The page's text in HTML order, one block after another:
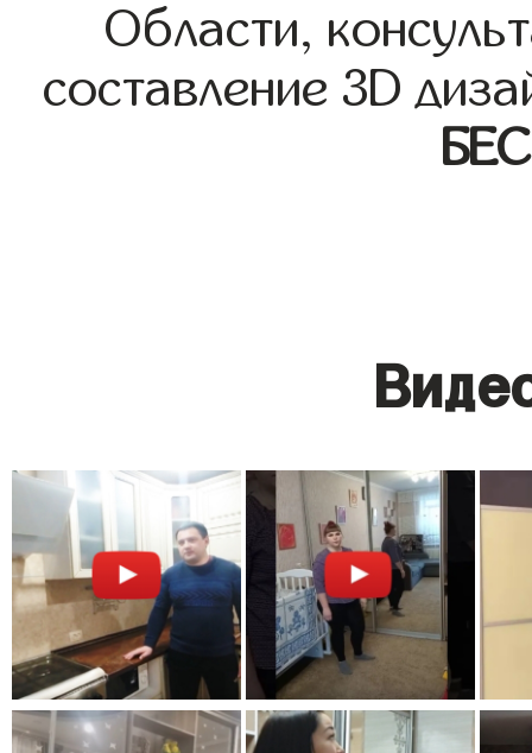
Области,
составление 3D